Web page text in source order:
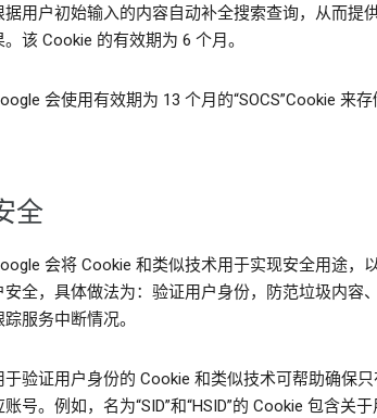
据用户初始输入的内容自动补全搜索查询，从而提
。该 Cookie 的有效期为 6 个月。
会使用有效期为 13 个月的“SOCS”Cookie 来
全
会将 Cookie 和类似技术用于实现安全用途，
安全，具体做法为：验证用户身份，防范垃圾内容
踪服务中断情况。
于验证用户身份的 Cookie 和类似技术可帮助确保
账号。例如，名为“SID”和“HSID”的 Cookie 包含关